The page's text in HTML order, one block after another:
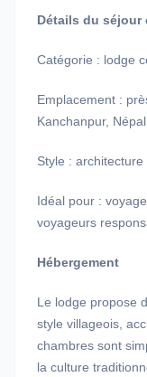
Détails du séjour
Catégorie : lodge
Emplacement :
Kanchanpur, Népal
Style :
Idéal pour :
voyageurs
Hébergement
Le lodge propose
style villageois,
chambres sont
la culture